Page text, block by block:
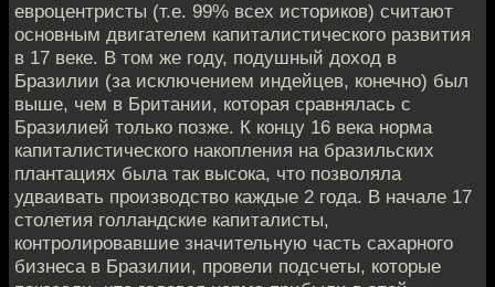
евроцентристы (т.е. 99% всех историков) считают
основным двигателем капиталистического развития
в 17 веке. В том же году, подушный доход в
Бразилии (за исключением индейцев, конечно) был
выше, чем в Британии, которая сравнялась с
Бразилией только позже. К концу 16 века норма
капиталистического накопления на бразильских
плантациях была так высока, что позволяла
удваивать производство каждые 2 года. В начале 17
столетия голландские капиталисты,
контролировавшие значительную часть сахарного
бизнеса в Бразилии, провели подсчеты, которые